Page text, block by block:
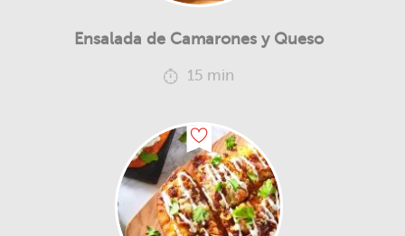
Ensalada de Camarones y Queso
15 min